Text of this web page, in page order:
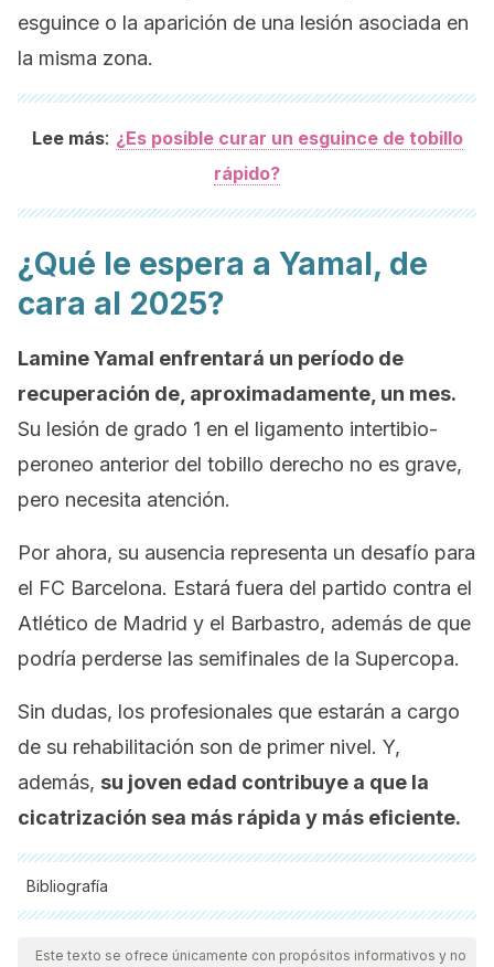
esguince o la aparición de una lesión asociada en
la misma zona.
Lee más: ¿Es posible curar un esguince de tobillo
rápido?
¿Qué le espera a Yamal, de
cara al 2025?
Lamine Yamal enfrentará un período de
recuperación de, aproximadamente, un mes.
Su lesión de grado 1 en el ligamento intertibio-
peroneo anterior del tobillo derecho no es grave,
pero necesita atención.
Por ahora, su ausencia representa un desafío para
el FC Barcelona. Estará fuera del partido contra el
Atlético de Madrid y el Barbastro, además de que
podría perderse las semifinales de la Supercopa.
Sin dudas, los profesionales que estarán a cargo
de su rehabilitación son de primer nivel. Y,
además, su joven edad contribuye a que la
cicatrización sea más rápida y más eficiente.
Bibliografía
Todas las fuentes citadas fueron revisadas a profundidad por
nuestro equipo, para asegurar su calidad, confiabilidad,
Este texto se ofrece únicamente con propósitos informativos y no